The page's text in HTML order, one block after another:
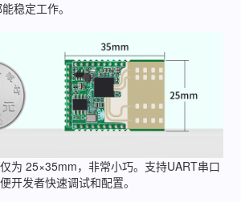
稳定工作。
为 25×35mm，非常小巧。支持UART串口
开发者快速调试和配置。